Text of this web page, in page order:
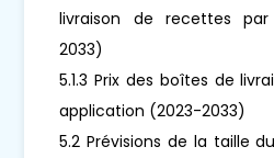
livraison de recettes
2033)
5.1.3 Prix des boîtes de
application (2023-2033)
5.2 Prévisions de la taille